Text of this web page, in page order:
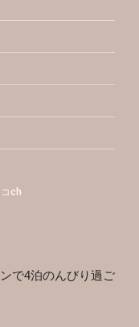
で4泊のんびり過ご